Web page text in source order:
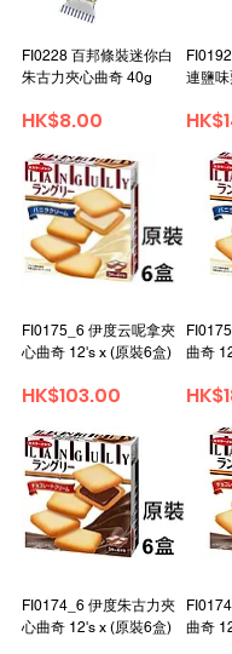
FI0228 百邦條裝迷你白
朱古力夾心曲奇 40g
Price
HK$8.00
連鹽
FI0175_6 伊度云呢拿夾
心曲奇 12's x (原裝6盒)
Price
HK$103.00
曲奇
FI0174_6 伊度朱古力夾
心曲奇 12's x (原裝6盒)
曲奇